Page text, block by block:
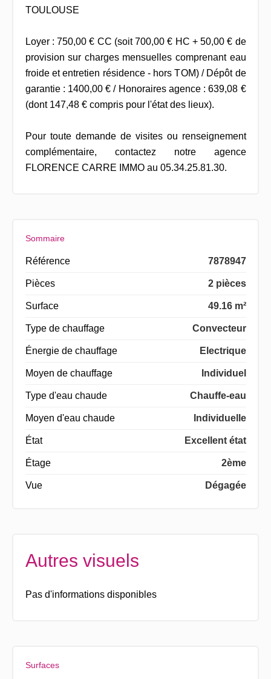
TOULOUSE
Loyer : 750,00 € CC (soit 700,00 € HC + 50,00 € de
provision sur charges mensuelles comprenant eau
froide et entretien résidence - hors TOM) / Dépôt de
garantie : 1400,00 € / Honoraires agence : 639,08 €
(dont 147,48 € compris pour l'état des lieux).
Pour toute demande de visites ou renseignement
complémentaire, contactez notre agence
FLORENCE CARRE IMMO au 05.34.25.81.30.
Sommaire
Référence 7878947
Pièces 2 pièces
Surface 49.16 m²
Type de chauffage Convecteur
Énergie de chauffage Electrique
Moyen de chauffage Individuel
Type d'eau chaude Chauffe-eau
Moyen d'eau chaude Individuelle
État Excellent état
Étage 2ème
Vue Dégagée
Autres visuels
Pas d'informations disponibles
Surfaces